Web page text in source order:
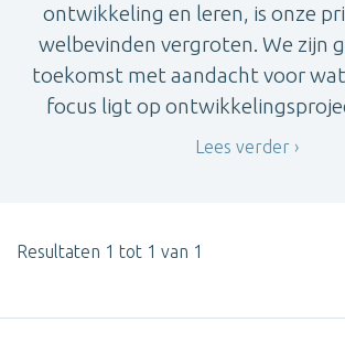
ontwikkeling en leren, is onze
welbevinden vergroten. We zijn
toekomst met aandacht voor
focus ligt op
Lees verder
Resultaten 1 tot 1 van 1